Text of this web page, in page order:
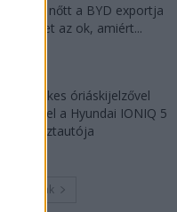
124%-kal nőtt a BYD exportja
— ez lehet az ok, amiért...
18 hüvelykes óriáskijelzővel
bukkant fel a Hyundai IONIQ 5
titkos tesztautója
Továbbiak